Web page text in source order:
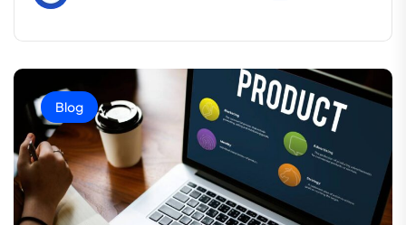
Blog